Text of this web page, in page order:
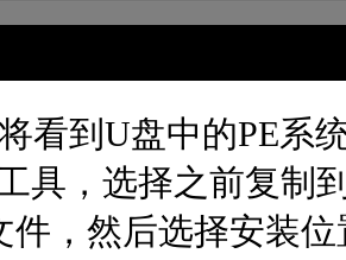
看到U盘中的PE系
具，选择之前复制
件，然后选择安装